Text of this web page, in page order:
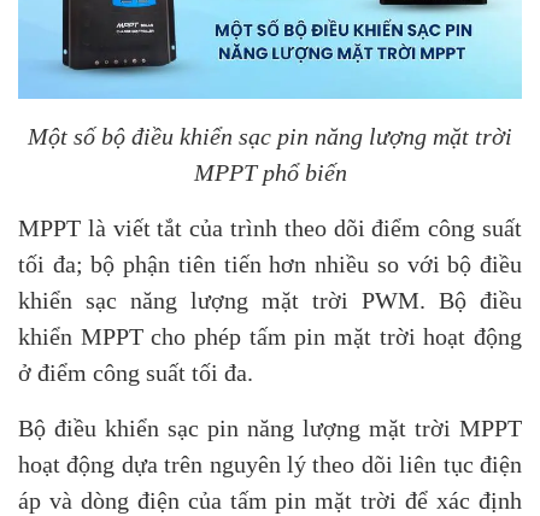
Một số bộ điều khiển sạc pin năng lượng mặt trời
MPPT phổ biến
MPPT là viết tắt của trình theo dõi điểm công suất
tối đa; bộ phận tiên tiến hơn nhiều so với bộ điều
khiển sạc năng lượng mặt trời PWM. Bộ điều
khiển MPPT cho phép tấm pin mặt trời hoạt động
ở điểm công suất tối đa.
Bộ điều khiển sạc pin năng lượng mặt trời MPPT
hoạt động dựa trên nguyên lý theo dõi liên tục điện
áp và dòng điện của tấm pin mặt trời để xác định